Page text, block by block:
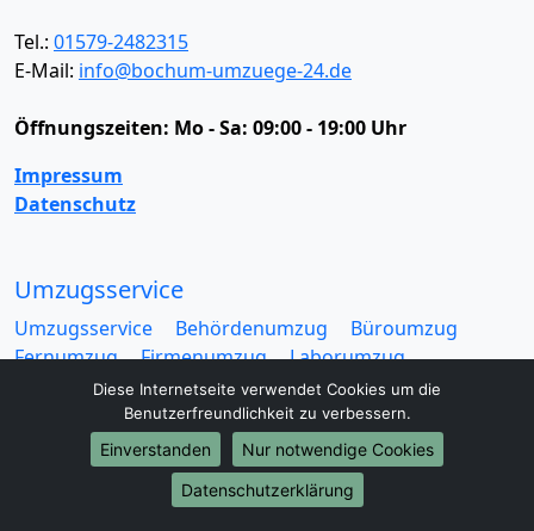
Tel.: 01579-2482315
E-Mail: info@bochum-umzuege-24.de
Öffnungszeiten: Mo - Sa: 09:00 - 19:00 Uhr
Impressum
Datenschutz
Umzugsservice
Umzugsservice Behördenumzug
Büroumzug
Fernumzug
Firmenumzug
Laborumzug
Mini Umzug
Praxisumzug
Privatumzug
Seniorenumzug
Studentenumzug
Beiladung
Entrümpelung
Halteverbotszone
Klaviertransport
Möbellift
Haushaltsauflösung
Möbeltaxi
Möbelmitfahrzentrale
Umzugskartons
Diese Internetseite verwendet Cookies um die
Benutzerfreundlichkeit zu verbessern.
Einverstanden
Nur notwendige Cookies
Datenschutzerklärung